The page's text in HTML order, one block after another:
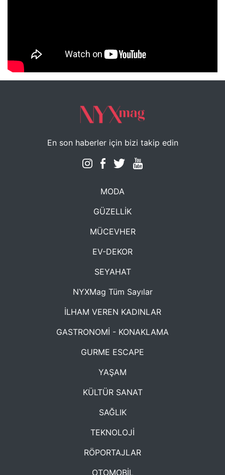
NYXmag 2. Yaş Kutlama Etkinliği
En son haberler için bizi takip edin
MODA
GÜZELLİK
MÜCEVHER
EV-DEKOR
SEYAHAT
NYXMag Tüm Sayılar
İLHAM VEREN KADINLAR
GASTRONOMİ - KONAKLAMA
GURME ESCAPE
YAŞAM
KÜLTÜR SANAT
SAĞLIK
TEKNOLOJİ
RÖPORTAJLAR
OTOMOBİL